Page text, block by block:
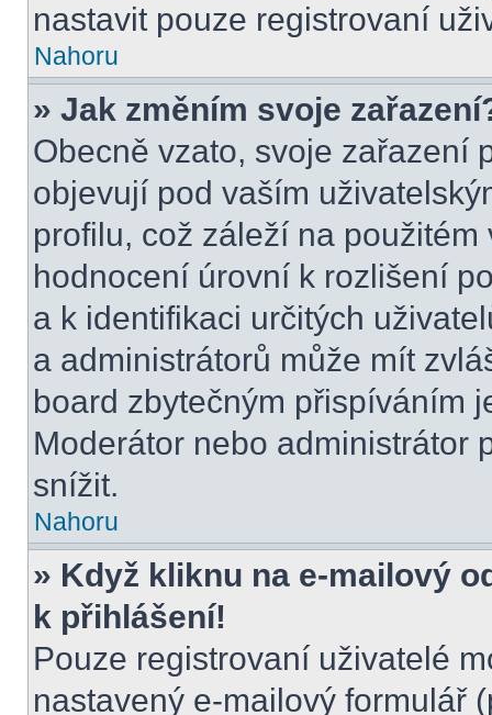
nastavit pouze registrovaní
Nahoru
» Jak změním svoje
Obecně vzato, svoje zařazení
objevují pod vaším
profilu, což záleží na
hodnocení úrovní k rozlišení
a k identifikaci určitých
a administrátorů může mít
board zbytečným přispíváním
Moderátor nebo administrátor
snížit.
Nahoru
» Když kliknu na e-mailový
k přihlášení!
Pouze registrovaní uživatelé
nastavený e-mailový formulář